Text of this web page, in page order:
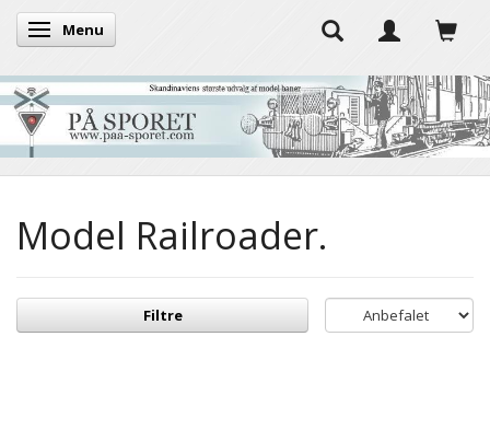
Skifte navigation
Menu
Model Railroader.
Filtre